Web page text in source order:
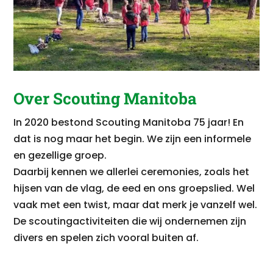
Over Scouting Manitoba
In 2020 bestond Scouting Manitoba 75 jaar! En
dat is nog maar het begin.We zijn een informele
en gezellige groep.
Daarbij kennen we allerlei ceremonies, zoals het
hijsen van de vlag, de eed en ons groepslied.Wel
vaak met een twist, maar dat merk je vanzelf wel.
De scoutingactiviteiten die wij ondernemen zijn
divers en spelen zich vooral buiten af.